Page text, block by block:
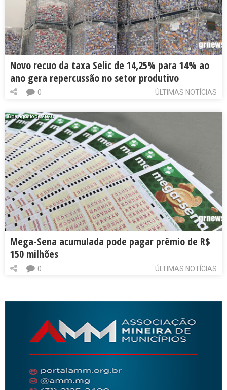
Novo recuo da taxa Selic de 14,25% para 14% ao
ano gera repercussão no setor produtivo
ÚLTIMAS NOTÍCIAS
0
6 de agosto de 2026
Mega-Sena acumulada pode pagar prêmio de R$
150 milhões
ÚLTIMAS NOTÍCIAS
0